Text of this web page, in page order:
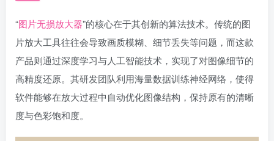
“图片无损放大器”的核心在于其创新的算法技术。传统的图
片放大工具往往会导致画质模糊、细节丢失等问题，而这款
产品则通过深度学习与人工智能技术，实现了对图像细节的
高精度还原。其研发团队利用海量数据训练神经网络，使得
软件能够在放大过程中自动优化图像结构，保持原有的清晰
度与色彩饱和度。